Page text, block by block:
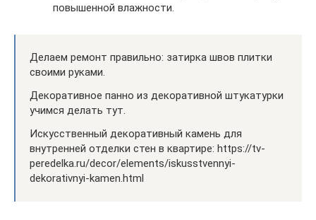
повышенной влажности.
Делаем ремонт правильно: затирка швов плитки
своими руками.
Декоративное панно из декоративной штукатурки
учимся делать тут.
Искусственный декоративный камень для
внутренней отделки стен в квартире: https://tv-
peredelka.ru/decor/elements/iskusstvennyi-
dekorativnyi-kamen.html